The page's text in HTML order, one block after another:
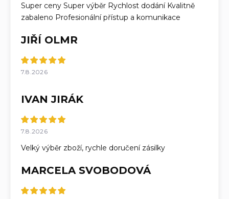
Super ceny Super výběr Rychlost dodání Kvalitně
zabaleno Profesionální přístup a komunikace
JIŘÍ OLMR
7.8.2026
IVAN JIRÁK
7.8.2026
Velký výběr zboží, rychle doručení zásilky
MARCELA SVOBODOVÁ